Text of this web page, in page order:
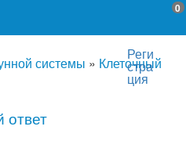
0
Реги
стра
ция
системы » Клеточный